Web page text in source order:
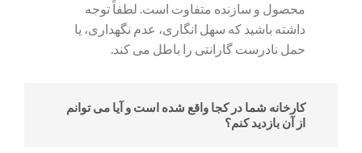
محصول و سازنده متفاوت است. لطفاً توجه
داشته باشید که سهل انگاری، عدم نگهداری، یا
حمل نادرست گارانتی را باطل می کند.
کارخانه شما در کجا واقع شده است و آیا می توانم
از آن بازدید کنم؟